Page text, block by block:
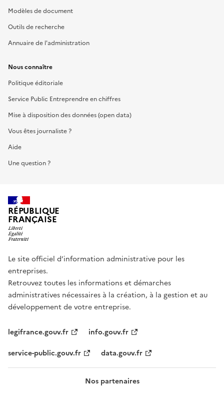
Modèles de document
Outils de recherche
Annuaire de l'administration
Nous connaître
Politique éditoriale
Service Public Entreprendre en chiffres
Mise à disposition des données (open data)
Vous êtes journaliste ?
Aide
Une question ?
RÉPUBLIQUE
FRANÇAISE
Le site officiel d’information administrative pour les
entreprises.
Retrouvez toutes les informations et démarches
administratives nécessaires à la création, à la gestion et au
développement de votre entreprise.
legifrance.gouv.fr
info.gouv.fr
service-public.gouv.fr
data.gouv.fr
Nos partenaires